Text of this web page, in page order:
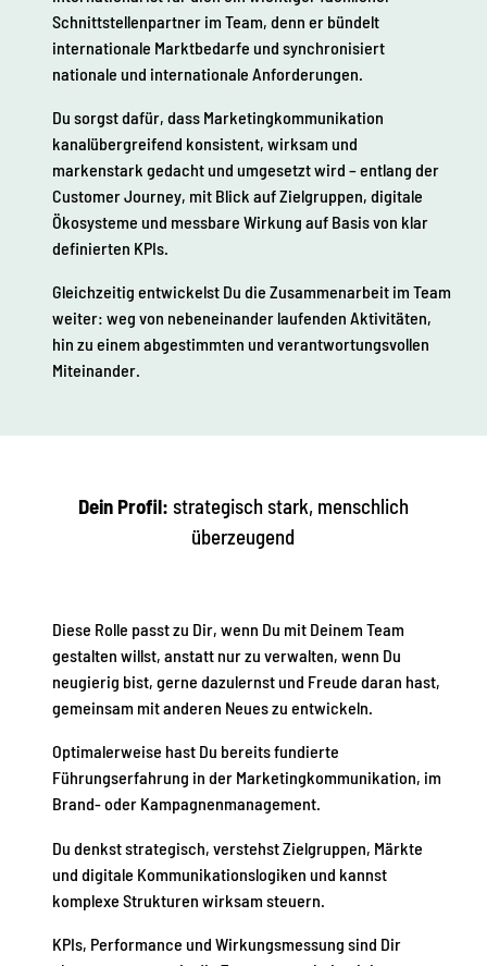
Schnittstellenpartner im Team, denn er bündelt
internationale Marktbedarfe und synchronisiert
nationale und internationale Anforderungen.
Du sorgst dafür, dass Marketingkommunikation
kanalübergreifend konsistent, wirksam und
markenstark gedacht und umgesetzt wird – entlang der
Customer Journey, mit Blick auf Zielgruppen, digitale
Ökosysteme und messbare Wirkung auf Basis von klar
definierten KPIs.
Gleichzeitig entwickelst Du die Zusammenarbeit im Team
weiter: weg von nebeneinander laufenden Aktivitäten,
hin zu einem abgestimmten und verantwortungsvollen
Miteinander.
Dein Profil: strategisch stark, menschlich
überzeugend
Diese Rolle passt zu Dir, wenn Du mit Deinem Team
gestalten willst, anstatt nur zu verwalten, wenn Du
neugierig bist, gerne dazulernst und Freude daran hast,
gemeinsam mit anderen Neues zu entwickeln.
Optimalerweise hast Du bereits fundierte
Führungserfahrung in der Marketingkommunikation, im
Brand- oder Kampagnenmanagement.
Du denkst strategisch, verstehst Zielgruppen, Märkte
und digitale Kommunikationslogiken und kannst
komplexe Strukturen wirksam steuern.
KPIs, Performance und Wirkungsmessung sind Dir